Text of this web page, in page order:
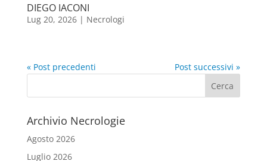
DIEGO IACONI
Lug 20, 2026| Necrologi
« Post precedenti
Post successivi »
Cerca
Archivio Necrologie
Agosto 2026
Luglio 2026